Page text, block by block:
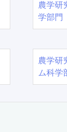
農学
学部門
農学
ム科学